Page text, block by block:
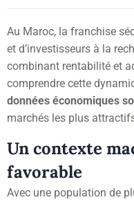
Au Maroc, la franchise
et d’investisseurs à la
combinant rentabilité et
comprendre cette
données économiques
marchés les plus
Un contexte
favorable
Avec une population de